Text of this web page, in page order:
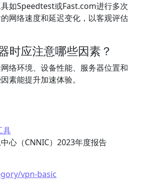
如Speedtest或Fast.com进行多次
网络速度和延迟变化，以客观评估
时应注意哪些因素？
络环境、设备性能、服务器位置和
素能提升加速体验。
具
心（CNNIC）2023年度报告
vpn-basic